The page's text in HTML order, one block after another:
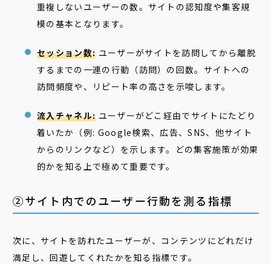
重複しないユーザーの数。サイトの認知度や集客規
模の基本となります。
セッション数: ユーザーがサイトを訪問してから離脱
するまでの一連の行動（訪問）の回数。サイトへの
訪問頻度や、リピート率の高さを示唆します。
流入チャネル: ユーザーがどこ経由でサイトにたどり
着いたか（例: Google検索、広告、SNS、他サイト
からのリンクなど）を示します。どの集客施策が効果
的かを知る上で極めて重要です。
②サイト内でのユーザー行動を測る指標
次に、サイトを訪れたユーザーが、コンテンツにどれだけ
満足し、回遊してくれたかを知る指標です。